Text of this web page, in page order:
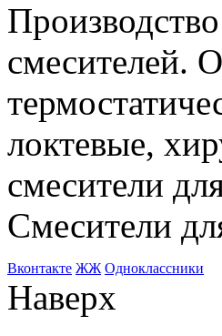
смесителей.
локтевые,
смесители
Смесители
Bконтакте ЖЖ Одноклассники
Наверх